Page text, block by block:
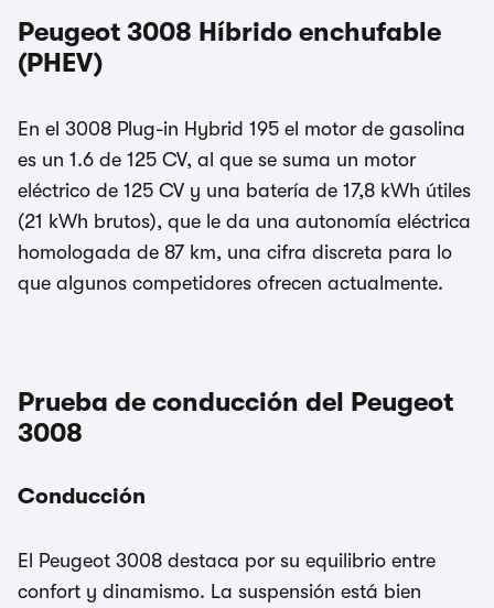
Peugeot 3008 Híbrido enchufable
(PHEV)
En el 3008 Plug-in Hybrid 195 el motor de gasolina
es un 1.6 de 125 CV, al que se suma un motor
eléctrico de 125 CV y una batería de 17,8 kWh útiles
(21 kWh brutos), que le da una autonomía eléctrica
homologada de 87 km, una cifra discreta para lo
que algunos competidores ofrecen actualmente.
Prueba de conducción del Peugeot
3008
Conducción
El Peugeot 3008 destaca por su equilibrio entre
confort y dinamismo. La suspensión está bien